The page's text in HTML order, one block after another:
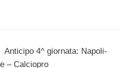
4^ giornata: Napoli-
– Calciopro